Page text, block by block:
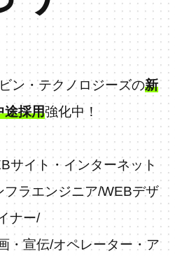
ン・テクノロジーズの新
途採用強化中！
サイト・インターネット
フラエンジニア/WEBデザ
ナー/
・宣伝/オペレーター・ア